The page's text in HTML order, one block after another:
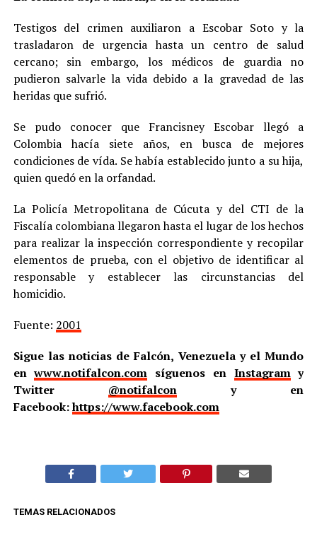
Testigos del crimen auxiliaron a Escobar Soto y la
trasladaron de urgencia hasta un centro de salud
cercano; sin embargo, los médicos de guardia no
pudieron salvarle la vida debido a la gravedad de las
heridas que sufrió.
Se pudo conocer que Francisney Escobar llegó a
Colombia hacía siete años, en busca de mejores
condiciones de vída. Se había establecido junto a su hija,
quien quedó en la orfandad.
La Policía Metropolitana de Cúcuta y del CTI de la
Fiscalía colombiana llegaron hasta el lugar de los hechos
para realizar la inspección correspondiente y recopilar
elementos de prueba, con el objetivo de identificar al
responsable y establecer las circunstancias del
homicidio.
Fuente: 2001
Sigue las noticias de Falcón, Venezuela y el Mundo
enwww.notifalcon.com síguenos en Instagramy
Twitter @notifalcony en
Facebook:https://www.facebook.com
TEMAS RELACIONADOS